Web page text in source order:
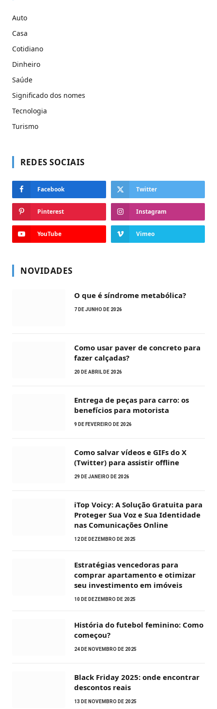
Auto
Casa
Cotidiano
Dinheiro
Saúde
Significado dos nomes
Tecnologia
Turismo
REDES SOCIAIS
Facebook Twitter
Pinterest Instagram
YouTube Vimeo
NOVIDADES
O que é síndrome metabólica?
7 DE JUNHO DE 2026
Como usar paver de concreto para
fazer calçadas?
20 DE ABRIL DE 2026
Entrega de peças para carro: os
benefícios para motorista
9 DE FEVEREIRO DE 2026
Como salvar vídeos e GIFs do X
(Twitter) para assistir offline
29 DE JANEIRO DE 2026
iTop Voicy: A Solução Gratuita para
Proteger Sua Voz e Sua Identidade
nas Comunicações Online
12 DE DEZEMBRO DE 2025
Estratégias vencedoras para
comprar apartamento e otimizar
seu investimento em imóveis
10 DE DEZEMBRO DE 2025
História do futebol feminino: Como
começou?
24 DE NOVEMBRO DE 2025
Black Friday 2025: onde encontrar
descontos reais
13 DE NOVEMBRO DE 2025